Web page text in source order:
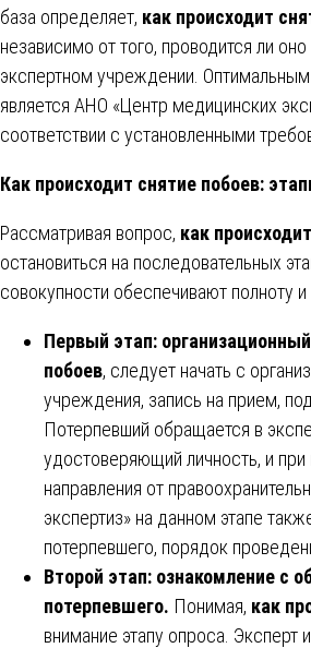
база определяет, как происходит
независимо от того, проводится ли
экспертном учреждении.
является АНО «Центр медицинских
соответствии с установленными
Как происходит снятие побоев:
Рассматривая вопрос, как
остановиться на последовательных
совокупности обеспечивают полноту
Первый этап:
побоев, следует начать с
учреждения, запись на прием,
Потерпевший обращается в
удостоверяющий личность, и
направления от
экспертиз» на данном этапе
потерпевшего, порядок
Второй этап: ознакомление с
потерпевшего. Понимая, как
внимание этапу опроса. Эксперт